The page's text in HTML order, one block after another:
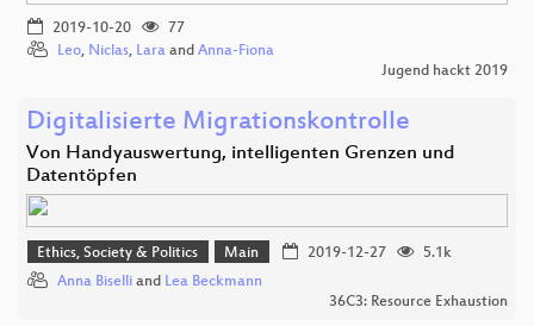
2019-10-20
77
Leo, Niclas, Lara and Anna-Fiona
Jugend hackt 2019
Digitalisierte Migrationskontrolle
Von Handyauswertung, intelligenten Grenzen und
Datentöpfen
Ethics, Society & Politics Main 2019-12-27
5.1k
Anna Biselli and Lea Beckmann
36C3: Resource Exhaustion